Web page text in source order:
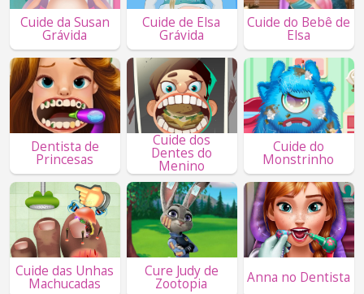
Cuide da Susan
Grávida
Cuide de Elsa
Grávida
Cuide do Bebê de
Elsa
Dentista de
Princesas
Cuide dos
Dentes do
Menino
Cuide do
Monstrinho
Cuide das Unhas
Machucadas
Cure Judy de
Zootopia Anna no Dentista